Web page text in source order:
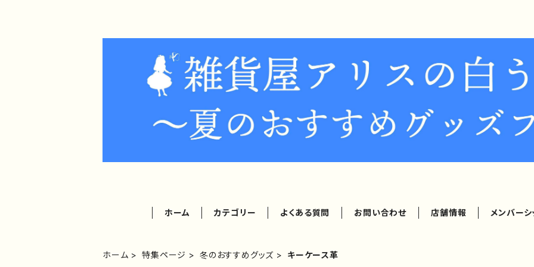
ホーム カテゴリー よくある質問 お問い合わせ 店舗情報 メンバーシ
ホーム 特集ページ 冬のおすすめグッズ キーケース革